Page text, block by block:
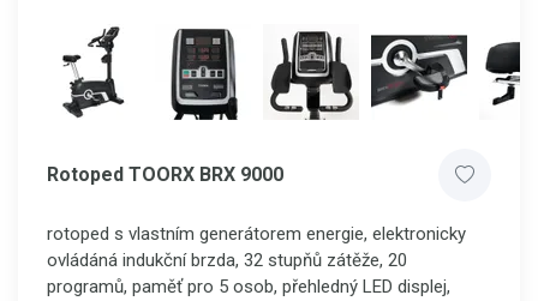
Rotoped TOORX BRX 9000
rotoped s vlastním generátorem energie, elektronicky
ovládáná indukční brzda, 32 stupňů zátěže, 20
programů, paměť pro 5 osob, přehledný LED displej,